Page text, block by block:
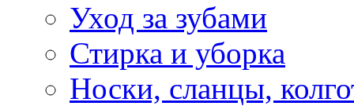
Уход за зубами
Стирка и уборка
Носки, сланцы,